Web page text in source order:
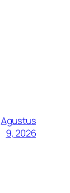
Agustus
9, 2026